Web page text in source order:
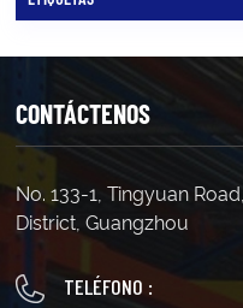
CONTÁCTENOS
No. 133-1, Tingyuan
District, Guangzhou
TELÉFONO :